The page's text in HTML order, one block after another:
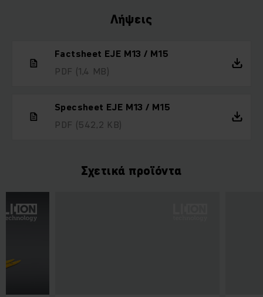
Λήψεις
Factsheet EJE M13 / M15
PDF (1,4 MB)
Specsheet EJE M13 / M15
PDF (542,2 KB)
Σχετικά προϊόντα